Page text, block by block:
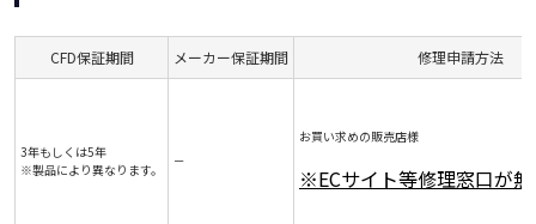
CFD保証期間 メーカー保証期間 修理申請方法
3年もしくは5年
※製品により異なります。
－
お買い求めの販売店様
※ECサイト等修理窓口が